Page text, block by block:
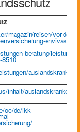
magazin/reisen/vor-der-
envivas-
beratung/
8510
inhalt/
oc/de/ikk-